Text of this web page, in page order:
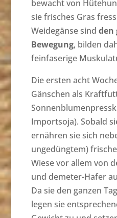
bewacht von
sie frisches Gras
Weidegänse sind den
Bewegung, bilden
feinfaserige
Die ersten acht
Gänschen als
Importsoja). Sobald
ernähren sie sich
ungedüngtem)
Wiese vor allem von
und demeter-Hafer
Da sie den ganzen
legen sie